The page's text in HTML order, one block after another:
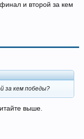
и второй за кем
за кем победы?
выше.